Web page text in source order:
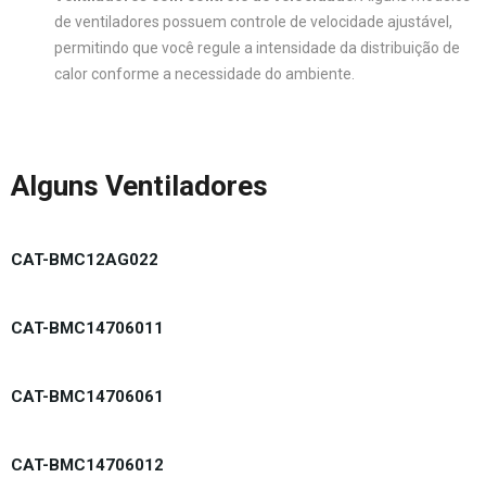
de ventiladores possuem controle de velocidade ajustável,
permitindo que você regule a intensidade da distribuição de
calor conforme a necessidade do ambiente.
Alguns Ventiladores
CAT-BMC12AG022
CAT-BMC14706011
CAT-BMC14706061
CAT-BMC14706012